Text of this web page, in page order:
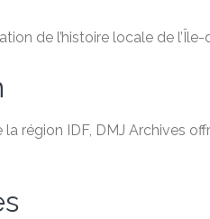
de l’histoire locale de
région IDF, DMJ Archives